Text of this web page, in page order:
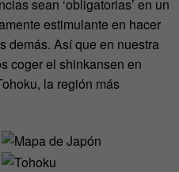
sean ‘obligatorias’ en un
estimulante en hacer
demás. Así que en nuestra
coger el shinkansen en
la región más